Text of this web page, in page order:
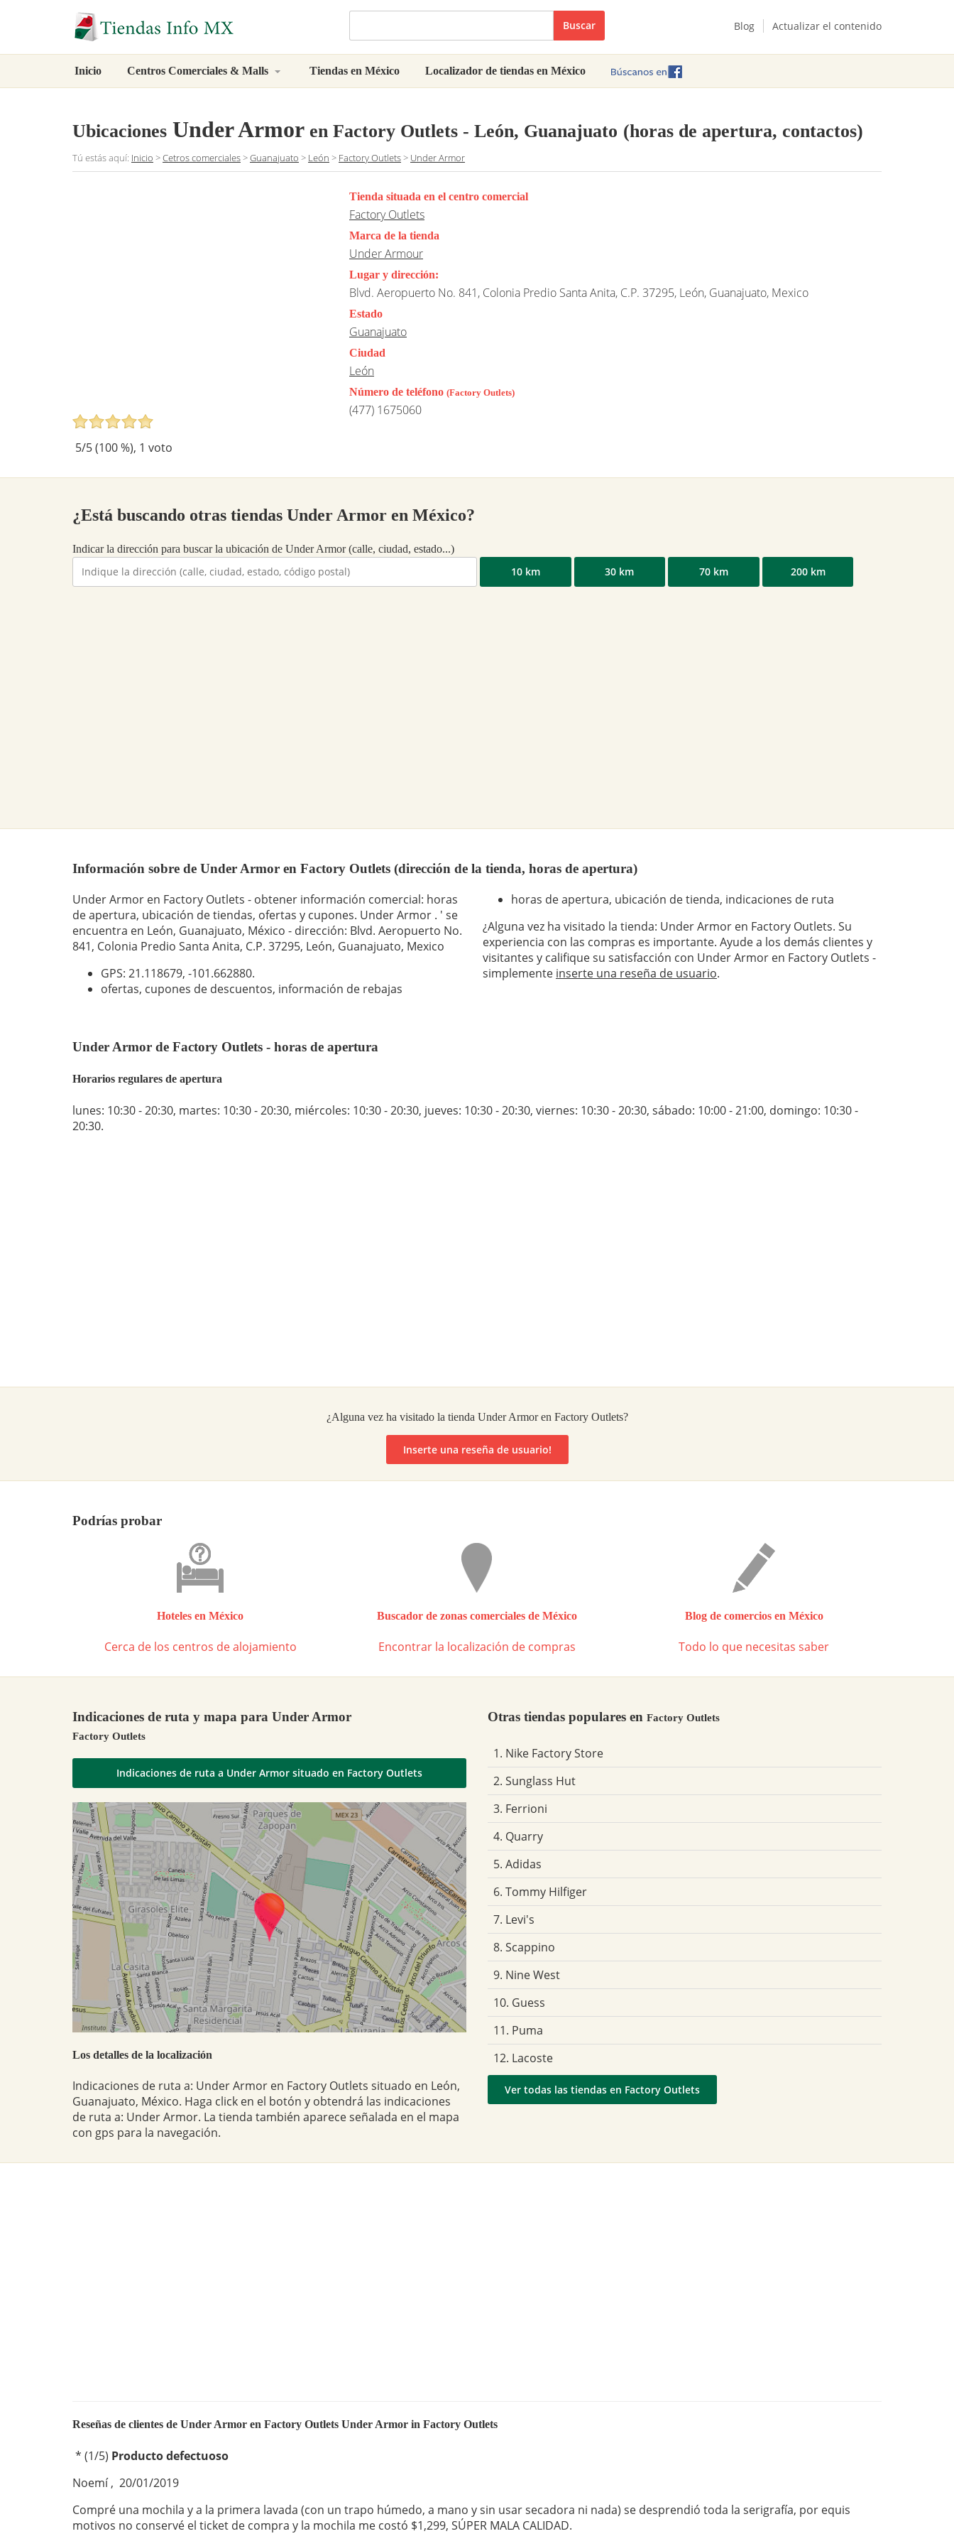
Buscar Blog Actualizar el contenido
Inicio Centros Comerciales & Malls Tiendas en México Localizador de tiendas en México
Ubicaciones Under Armor en Factory Outlets - León, Guanajuato (horas de apertura, contactos)
Tú estás aquí: Inicio >Cetros comerciales>Guanajuato > León > Factory Outlets> Under Armor
5/5 (100%), 1 voto
Tienda situada en el centro comercial
Factory Outlets
Marca de la tienda
Under Armour
Lugar y dirección:
Blvd. Aeropuerto No. 841, Colonia Predio Santa Anita, C.P. 37295, León, Guanajuato, Mexico
Estado
Guanajuato
Ciudad
León
Número de teléfono (Factory Outlets)
(477) 1675060
¿Está buscando otras tiendas Under Armor en México?
Indicar la dirección para buscar la ubicación de Under Armor (calle, ciudad, estado...)
10 km 30 km 70 km 200 km
Información sobre de Under Armor en Factory Outlets (dirección de la tienda, horas de apertura)
Under Armor en Factory Outlets - obtener información comercial: horas
de apertura, ubicación de tiendas, ofertas y cupones. Under Armor . ' se
encuentra en León, Guanajuato, México - dirección: Blvd. Aeropuerto No.
841, Colonia Predio Santa Anita, C.P. 37295, León, Guanajuato, Mexico
GPS: 21.118679, -101.662880.
ofertas, cupones de descuentos, información de rebajas
horas de apertura, ubicación de tienda, indicaciones de ruta
¿Alguna vez ha visitado la tienda: Under Armor en Factory Outlets. Su
experiencia con las compras es importante. Ayude a los demás clientes y
visitantes y califique su satisfacción con Under Armor en Factory Outlets -
simplemente inserte una reseña de usuario.
Under Armor de Factory Outlets - horas de apertura
Horarios regulares de apertura
lunes: 10:30 - 20:30, martes: 10:30 - 20:30, miércoles: 10:30 - 20:30, jueves: 10:30 - 20:30, viernes: 10:30 - 20:30, sábado: 10:00 - 21:00, domingo: 10:30 -
20:30.
¿Alguna vez ha visitado la tienda Under Armor en Factory Outlets?
Inserte una reseña de usuario!
Podrías probar
Hoteles en México
Cerca de los centros de alojamiento
Buscador de zonas comerciales de México
Encontrar la localización de compras
Blog de comercios en México
Todo lo que necesitas saber
Indicaciones de ruta y mapa para Under Armor
Factory Outlets
Indicaciones de ruta a Under Armor situado en Factory Outlets
Los detalles de la localización
Indicaciones de ruta a: Under Armor en Factory Outlets situado en León,
Guanajuato, México. Haga click en el botón y obtendrá las indicaciones
de ruta a: Under Armor. La tienda también aparece señalada en el mapa
con gps para la navegación.
Otras tiendas populares en Factory Outlets
1. Nike Factory Store
2. Sunglass Hut
3. Ferrioni
4. Quarry
5. Adidas
6. Tommy Hilfiger
7. Levi's
8. Scappino
9. Nine West
10. Guess
11. Puma
12. Lacoste
Ver todas las tiendas en Factory Outlets
Reseñas de clientes de Under Armor en Factory Outlets Under Armor in Factory Outlets
* (1/5) Producto defectuoso
Noemí , 20/01/2019
Compré una mochila y a la primera lavada (con un trapo húmedo, a mano y sin usar secadora ni nada) se desprendió toda la serigrafía, por equis
motivos no conservé el ticket de compra y la mochila me costó $1,299, SÚPER MALA CALIDAD.